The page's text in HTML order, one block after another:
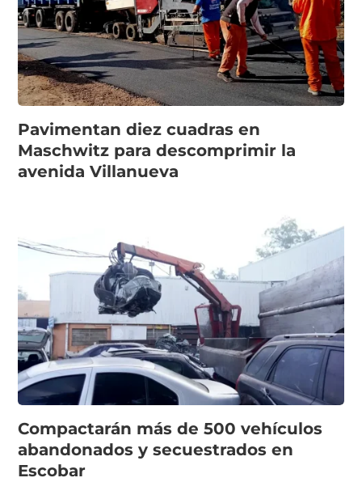
Pavimentan diez cuadras en
Maschwitz para descomprimir la
avenida Villanueva
Compactarán más de 500 vehículos
abandonados y secuestrados en
Escobar